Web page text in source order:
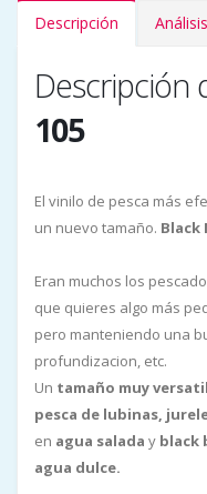
Descripción
Descripción
105
El vinilo de pesca más
un nuevo tamaño. Black
Eran muchos los
que quieres algo más
pero manteniendo una
profundizacion, etc.
Un tamaño muy versatil
pesca de lubinas,
en agua salada y black
agua dulce.